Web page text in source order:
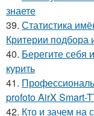
знаете
39. Статистика
Критерии
40. Берегите себя
курить
41.
profoto AirX Smart-
42. Кто и зачем на